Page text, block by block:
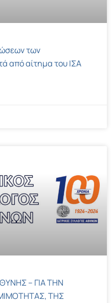
των
από αίτημα του ΙΣΑ
– ΓΙΑ ΤΗΝ
ΤΗΣ